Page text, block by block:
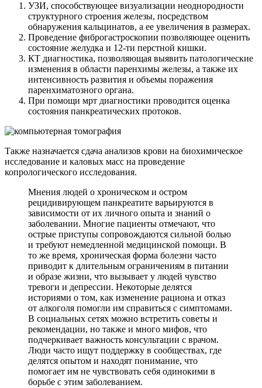
УЗИ, способствующее визуализации неоднородности
структурного строения железы, посредством
обнаружения кальцинатов, а ее увеличения в размерах.
Проведение фиброгастроскопии позволяющее оценить
состояние желудка и 12-ти перстной кишки.
КТ диагностика, позволяющая выявить патологические
изменения в области паренхимы железы, а также их
интенсивность развития и объемы поражения
паренхиматозного органа.
При помощи мрт диагностики проводится оценка
состояния панкреатических протоков.
Также назначается сдача анализов крови на биохимическое
исследование и каловых масс на проведение
копрологического исследования.
Мнения людей о хроническом и остром
рецидивирующем панкреатите варьируются в
зависимости от их личного опыта и знаний о
заболевании. Многие пациенты отмечают, что
острые приступы сопровождаются сильной болью
и требуют немедленной медицинской помощи. В
то же время, хроническая форма болезни часто
приводит к длительным ограничениям в питании
и образе жизни, что вызывает у людей чувство
тревоги и депрессии. Некоторые делятся
историями о том, как изменение рациона и отказ
от алкоголя помогли им справиться с симптомами.
В социальных сетях можно встретить советы и
рекомендации, но также и много мифов, что
подчеркивает важность консультации с врачом.
Люди часто ищут поддержку в сообществах, где
делятся опытом и находят понимание, что
помогает им не чувствовать себя одинокими в
борьбе с этим заболеванием.